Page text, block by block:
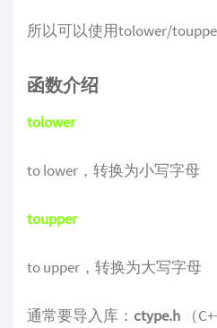
所以可以使用tolower/
函数介绍
tolower
to lower，转换为小写字母
toupper
to upper，转换为大写字母
通常要导入库： ctype.h （